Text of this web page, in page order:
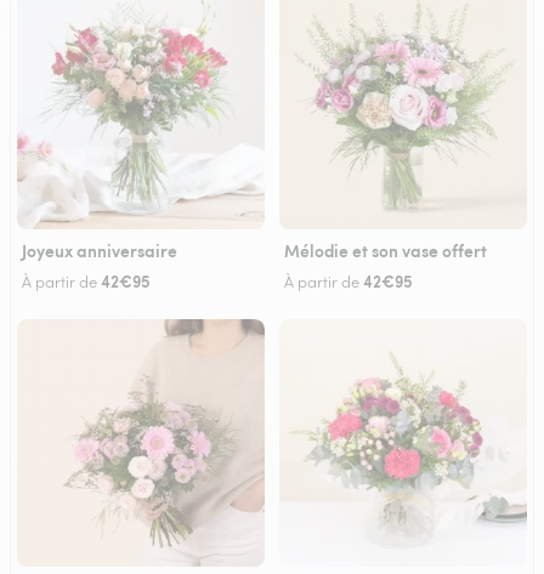
Joyeux anniversaire
À partir de42€95
Mélodie et son vase offert
À partir de42€95